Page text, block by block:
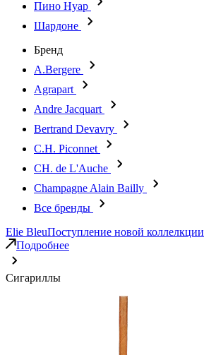
Пино Нуар
Шардоне
Бренд
A.Bergere
Agrapart
Andre Jacquart
Bertrand Devavry
C.H. Piconnet
CH. de L'Auche
Champagne Alain Bailly
Все бренды
Elie BleuПоступление новой коллелкции
Подробнее
Сигариллы